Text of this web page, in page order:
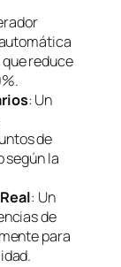
reduce
: Un
de
según la
: Un
de
para